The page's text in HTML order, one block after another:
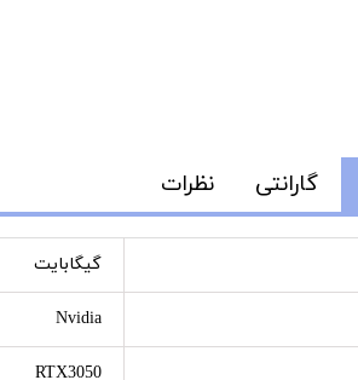
گارانتی نظرات
گیگابایت
Nvidia
RTX3050